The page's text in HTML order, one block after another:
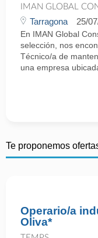
IMAN GLOBAL
Tarragona 25/
En IMAN Global
selección, nos
Técnico/a de
una empresa
Te proponemos
Operario/a
Oliva*